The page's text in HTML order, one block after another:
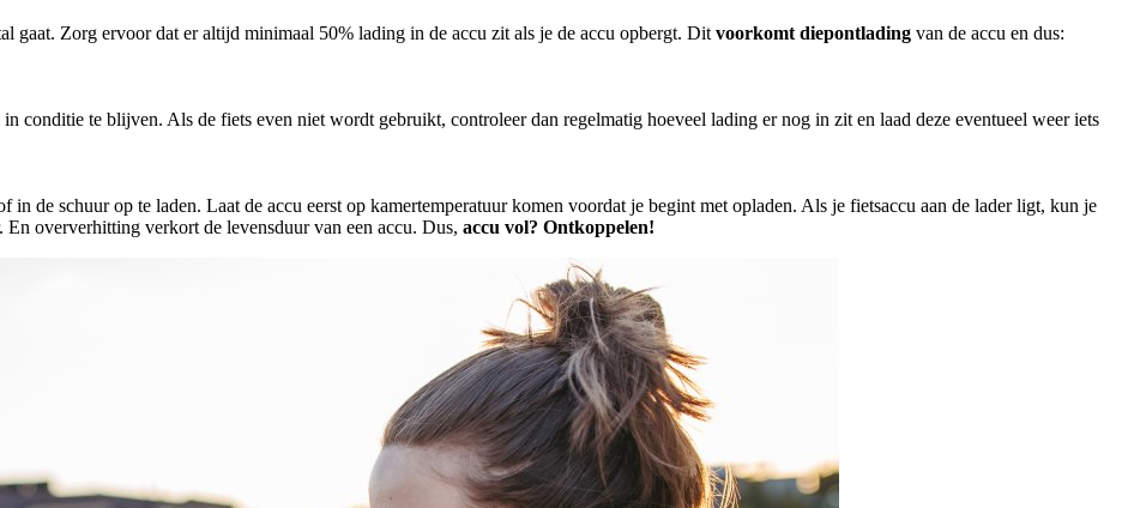
gaat. Zorg ervoor dat er altijd minimaal 50% lading in de accu zit als je de accu opbergt. Dit voorkomt diepontlading van de accu en dus:
conditie te blijven. Als de fiets even niet wordt gebruikt, controleer dan regelmatig hoeveel lading er nog in zit en laad deze eventueel weer iets
de schuur op te laden. Laat de accu eerst op kamertemperatuur komen voordat je begint met opladen. Als je fietsaccu aan de lader ligt, kun je
oververhitting verkort de levensduur van een accu. Dus, accu vol? Ontkoppelen!